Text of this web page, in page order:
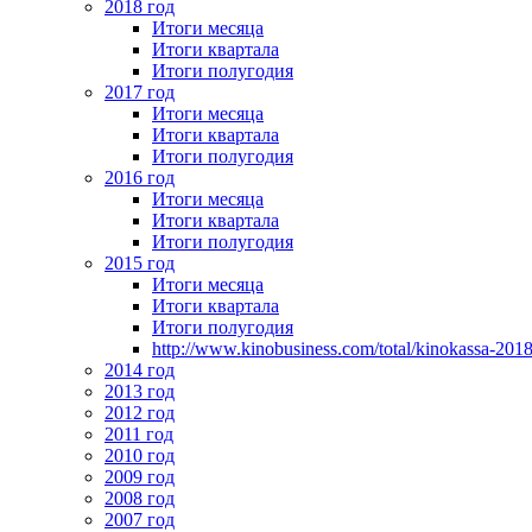
2018 год
Итоги месяца
Итоги квартала
Итоги полугодия
2017 год
Итоги месяца
Итоги квартала
Итоги полугодия
2016 год
Итоги месяца
Итоги квартала
Итоги полугодия
2015 год
Итоги месяца
Итоги квартала
Итоги полугодия
http://www.kinobusiness.com/total/kinokassa-
2014 год
2013 год
2012 год
2011 год
2010 год
2009 год
2008 год
2007 год